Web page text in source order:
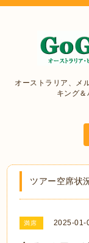
オーストラリア、メ
キング
ツアー空席状
満席 2025-01-